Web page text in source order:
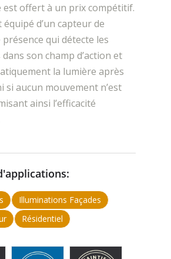
est offert à un prix compétitif.
équipé d’un capteur de
qui détecte les
son champ d’action et
la lumière après
si aucun mouvement n’est
ainsi l’efficacité
Illuminations Façades
Résidentiel